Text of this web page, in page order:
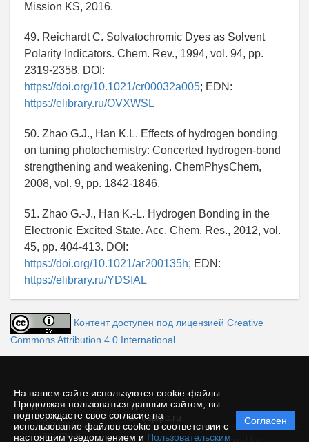
На нашем сайте используются cookie-файлы.
Продолжая пользоваться данным сайтом, вы
подтверждаете свое согласие на
использование файлов cookie в соответствии с
настоящим уведомлением и Пользовательским
Согласен
Mission KS, 2016.
49. Reichardt C. Solvatochromic Dyes as Solvent
Polarity Indicators. Chem. Rev., 1994, vol. 94, pp.
2319-2358. DOI:
https://doi.org/10.1021/cr00032a005; EDN:
https://elibrary.ru/OVXWSL
50. Zhao G.J., Han K.L. Effects of hydrogen bonding
on tuning photochemistry: Concerted hydrogen‐bond
strengthening and weakening. ChemPhysChem,
2008, vol. 9, pp. 1842-1846.
51. Zhao G.-J., Han K.-L. Hydrogen Bonding in the
Electronic Excited State. Acc. Chem. Res., 2012, vol.
45, pp. 404-413. DOI:
https://doi.org/10.1021/ar200135h; EDN:
https://elibrary.ru/YDSIAL
Контент доступен под лицензией Creative
Commons Attribution 4.0 International
© rusjbpc.ru
Политика
защиты и